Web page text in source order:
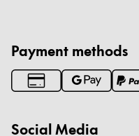
Payment methods
Social Media